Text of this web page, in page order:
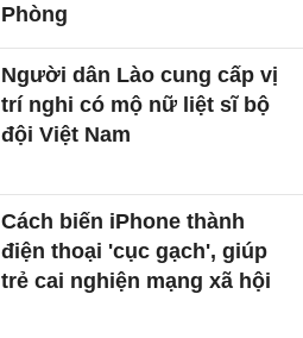
Phòng
Người dân Lào cung cấp vị
trí nghi có mộ nữ liệt sĩ bộ
đội Việt Nam
Cách biến iPhone thành
điện thoại 'cục gạch', giúp
trẻ cai nghiện mạng xã hội